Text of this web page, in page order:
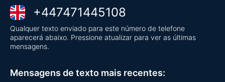
+447471445108
Qualquer texto enviado para este número de telefone
aparecerá abaixo. Pressione atualizar para ver as últimas
mensagens.
Mensagens de texto mais recentes: